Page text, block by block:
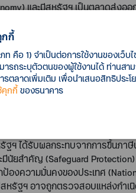
และมีสหรัฐฯ เป็นตลาดส่งอ
ง และมีความเสี่ยงสูญเสียส่ว
ครือข่ายและการสื่อสาร และอุป
ำเข้าสูงหรือสูงกว่าประเทศคู่แข่
เข้าสินค้าจากแหล่งอื่นทดแทนได้
งขึ้นอย่างมีนัย ซึ่งมีความเสี่ยง
ละกลุ่มที่จีนต้องการส่งออกไปสหรั
ฯ ได้รับผลกระทบจากการขึ้นภา
มีนัยสำคัญ (Safeguard Protection)
องความมั่นคงของประเทศ (
หรัฐฯ อาจถูกตรวจสอบแหล่งกำเ
กกี้
ท คือ 1) จำเป็นต่อการใช้งานของเ
ารถระบุตัวตนของผู้ใช้งานได้ ท่านส
รตลาดเพิ่มเติม เพื่อนำเสนอสิทธิปร
คุกกี้ของธนาคาร